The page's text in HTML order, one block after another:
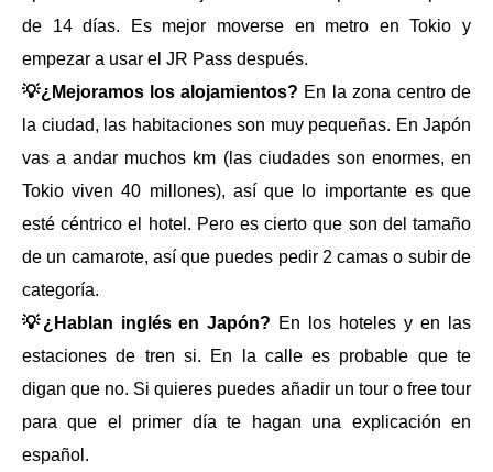
de 14 días. Es mejor moverse en metro en Tokio y
empezar a usar el JR Pass después.
💡¿Mejoramos los alojamientos? En la zona centro de
la ciudad, las habitaciones son muy pequeñas. En Japón
vas a andar muchos km (las ciudades son enormes, en
Tokio viven 40 millones), así que lo importante es que
esté céntrico el hotel. Pero es cierto que son del tamaño
de un camarote, así que puedes pedir 2 camas o subir de
categoría.
💡¿Hablan inglés en Japón? En los hoteles y en las
estaciones de tren si. En la calle es probable que te
digan que no. Si quieres puedes añadir un tour o free tour
para que el primer día te hagan una explicación en
español.